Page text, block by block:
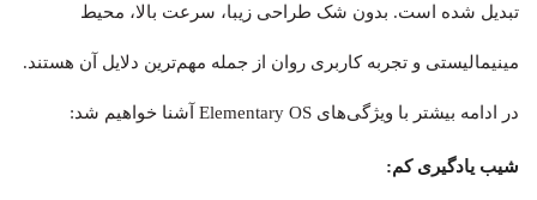
تبدیل شده است. بدون شک طراحی زیبا، سرعت بالا، محیط
مینیمالیستی و تجربه کاربری روان از جمله مهم‌ترین دلایل آن هستند.
در ادامه بیشتر با ویژگی‌های Elementary OS آشنا خواهیم شد:
شیب یادگیری کم: